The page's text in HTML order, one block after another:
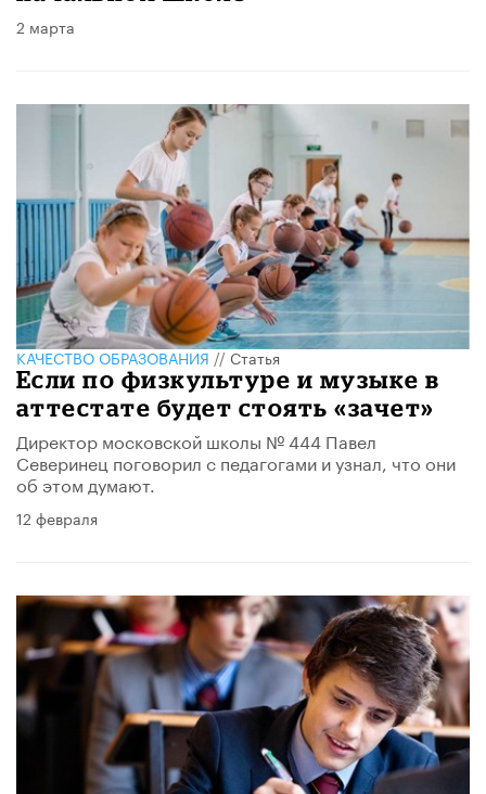
2 марта
КАЧЕСТВО ОБРАЗОВАНИЯ//Статья
Если по физкультуре и музыке в
аттестате будет стоять «зачет»
Директор московской школы № 444 Павел
Северинец поговорил с педагогами и узнал, что они
об этом думают.
12 февраля